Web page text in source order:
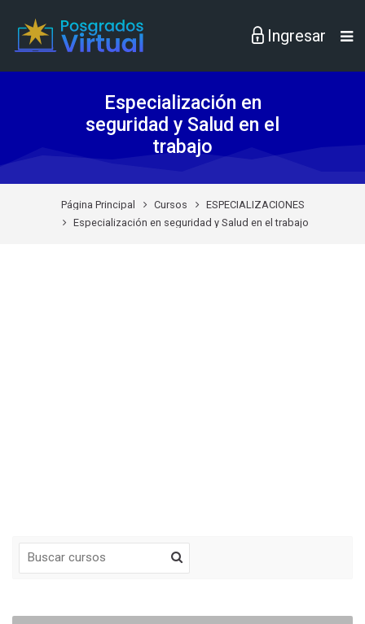
Especialización en
seguridad y Salud en el
trabajo
Página Principal Cursos
ESPECIALIZACIONES
Especialización en seguridad y Salud en el trabajo